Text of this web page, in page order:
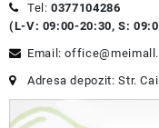
Tel:0377104286
(L-V: 09:00-20:30, S:
Email:
Adresa depozit: Str.